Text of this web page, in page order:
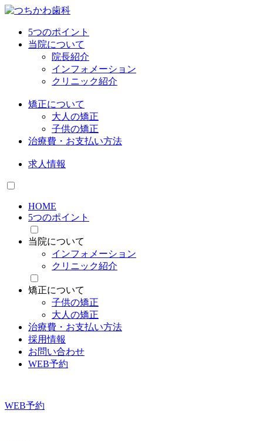
5つのポイント
当院について
院長紹介
インフォメーション
クリニック紹介
矯正について
大人の矯正
子供の矯正
治療費・お支払い方法
求人情報
HOME
5つのポイント
当院について
インフォメーション
クリニック紹介
矯正について
子供の矯正
大人の矯正
治療費・お支払い方法
採用情報
お問い合わせ
WEB予約
WEB予約